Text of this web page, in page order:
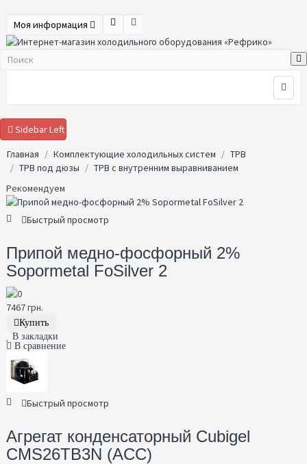
Моя информация
Sidebar Left
Главная
Комплектующие холодильных систем
ТРВ
ТРВ под дюзы
ТРВ с внутренним выравниванием
Рекомендуем
Быстрый просмотр
Припой медно-фосфорный 2%
Sopormetal FoSilver 2
7467 грн.
Купить
В закладки
В сравнение
Быстрый просмотр
Агрегат конденсаторный Cubigel
CMS26TB3N (ACC)